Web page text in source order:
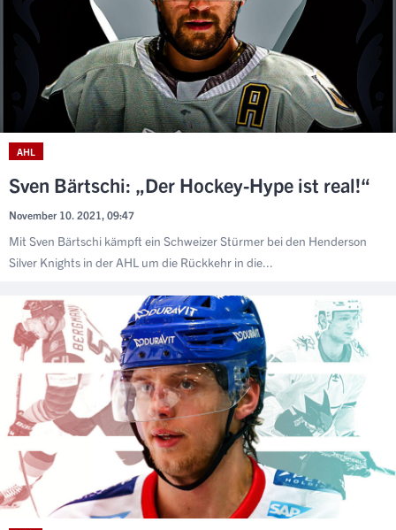
AHL
Sven Bärtschi: „Der Hockey-Hype ist real!“
November 10. 2021, 09:47
Mit Sven Bärtschi kämpft ein Schweizer Stürmer bei den Henderson
Silver Knights in der AHL um die Rückkehr in die...